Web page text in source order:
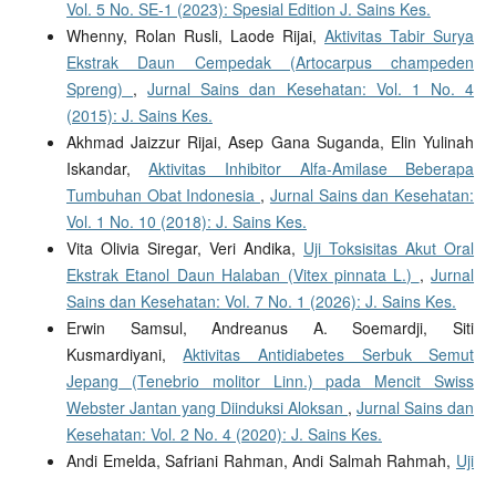
Vol. 5 No. SE-1 (2023): Spesial Edition J. Sains Kes.
Whenny, Rolan Rusli, Laode Rijai,Aktivitas Tabir Surya
Ekstrak Daun Cempedak (Artocarpus champeden
Spreng) ,Jurnal Sains dan Kesehatan: Vol. 1 No. 4
(2015): J. Sains Kes.
Akhmad Jaizzur Rijai, Asep Gana Suganda, Elin Yulinah
Iskandar,Aktivitas Inhibitor Alfa-Amilase Beberapa
Tumbuhan Obat Indonesia , Jurnal Sains dan Kesehatan:
Vol. 1 No. 10 (2018): J. Sains Kes.
Vita Olivia Siregar, Veri Andika, Uji Toksisitas Akut Oral
Ekstrak Etanol Daun Halaban (Vitex pinnata L.) ,Jurnal
Sains dan Kesehatan: Vol. 7 No. 1 (2026): J. Sains Kes.
Erwin Samsul, Andreanus A. Soemardji, Siti
Kusmardiyani,Aktivitas Antidiabetes Serbuk Semut
Jepang (Tenebrio molitor Linn.) pada Mencit Swiss
Webster Jantan yang Diinduksi Aloksan ,Jurnal Sains dan
Kesehatan: Vol. 2 No. 4 (2020): J. Sains Kes.
Andi Emelda, Safriani Rahman, Andi Salmah Rahmah, Uji